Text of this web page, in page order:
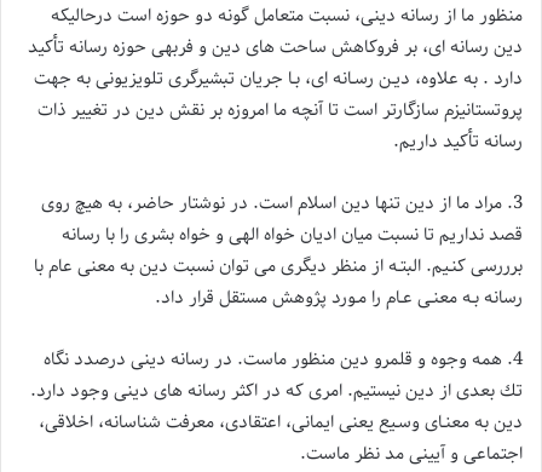
منظور ما از رسانه دینی، نسبت متعامل گونه دو حوزه است درحالیكه
دین رسانه ای، بر فروكاهش ساحت های دین و فربهی حوزه رسانه تأكید
دارد . به علاوه، دیـن رسـانه ای، بـا جریان تبشیرگری تلویزیونی به جهت
پروتستانیزم سازگارتر است تا آنچه ما امروزه بر نقش دین در تغییر ذات
رسانه تأكید داریم.
3. مراد ما از دین تنها دین اسلام است. در نوشتار حاضر، به هیچ روی
قصد نداریم تا نسبت میان ادیان خواه الهی و خواه بشری را با رسانه
برررسی كنـیم. البتـه از منظر دیگری می توان نسبت دین به معنی عام با
رسانه بـه معنـی عـام را مـورد پژوهش مستقل قرار داد.
4. همه وجوه و قلمرو دین منظور ماست. در رسانه دینی درصدد نگاه
تك بعدی از دین نیستیم. امری كه در اكثر رسانه های دینی وجود دارد.
دین به معنـای وسـیع یعنی ایمانی، اعتقادی، معرفت شناسانه، اخلاقی،
اجتماعی و آیینی مد نظر ماست.